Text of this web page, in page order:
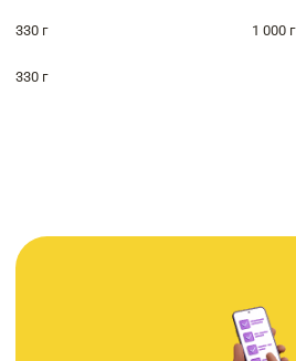
330 г 1 000 г
330 г